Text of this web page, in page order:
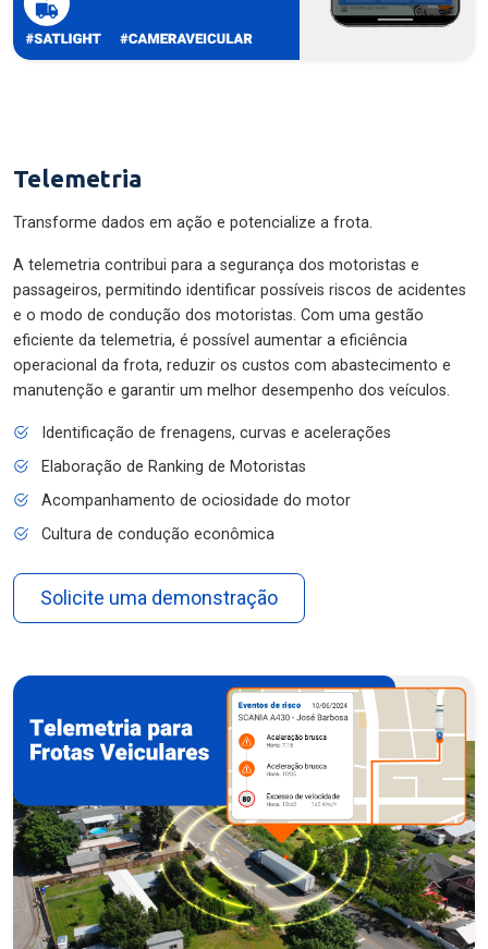
Telemetria
Transforme dados em ação e potencialize a frota.
A telemetria contribui para a segurança dos motoristas e
passageiros, permitindo identificar possíveis riscos de acidentes
e o modo de condução dos motoristas. Com uma gestão
eficiente da telemetria, é possível aumentar a eficiência
operacional da frota, reduzir os custos com abastecimento e
manutenção e garantir um melhor desempenho dos veículos.
Identificação de frenagens, curvas e acelerações
Elaboração de Ranking de Motoristas
Acompanhamento de ociosidade do motor
Cultura de condução econômica
Solicite uma demonstração